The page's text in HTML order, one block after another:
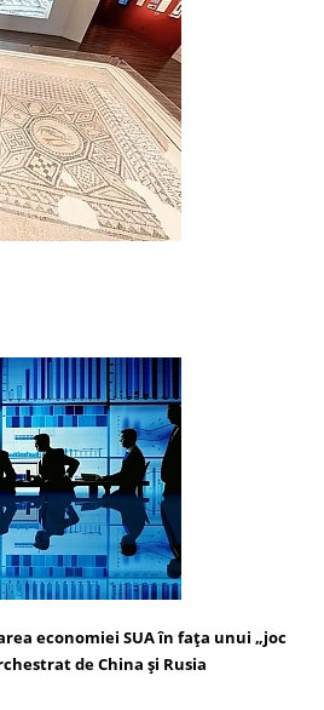
economiei SUA în fața unui „joc
de China și Rusia